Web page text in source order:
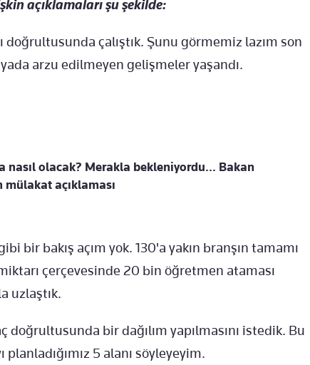
açıklamaları şu şekilde:
doğrultusunda çalıştık. Şunu görmemiz lazım son
arzu edilmeyen gelişmeler yaşandı.
nasıl olacak? Merakla bekleniyordu... Bakan
mülakat açıklaması
bir bakış açım yok. 130'a yakın branşın tamamı
çerçevesinde 20 bin öğretmen ataması
uzlaştık.
bir dağılım yapılmasını istedik. Bu
5 alanı söyleyeyim.